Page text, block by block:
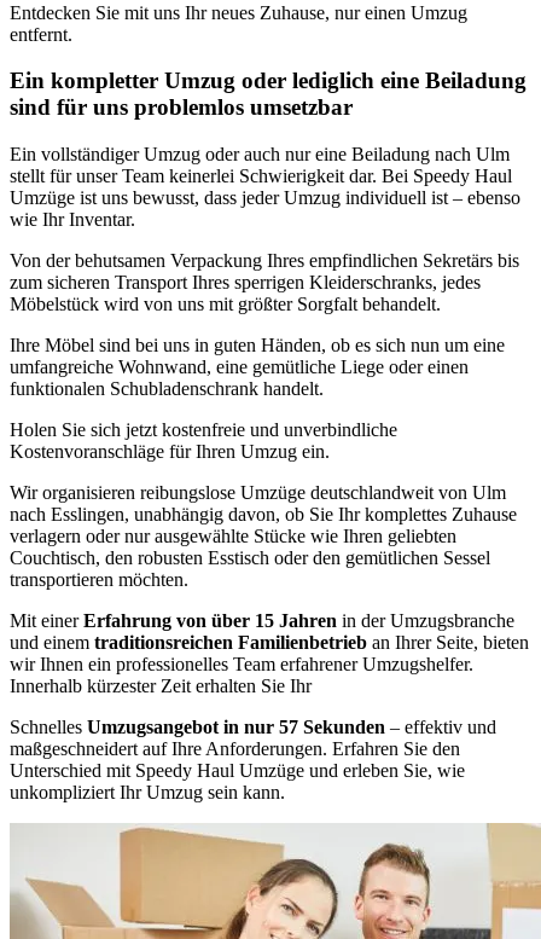
Entdecken Sie mit uns Ihr neues Zuhause, nur einen Umzug
entfernt.
Ein kompletter Umzug oder lediglich eine Beiladung
sind für uns problemlos umsetzbar
Ein vollständiger Umzug oder auch nur eine Beiladung nach Ulm
stellt für unser Team keinerlei Schwierigkeit dar. Bei Speedy Haul
Umzüge ist uns bewusst, dass jeder Umzug individuell ist – ebenso
wie Ihr Inventar.
Von der behutsamen Verpackung Ihres empfindlichen Sekretärs bis
zum sicheren Transport Ihres sperrigen Kleiderschranks, jedes
Möbelstück wird von uns mit größter Sorgfalt behandelt.
Ihre Möbel sind bei uns in guten Händen, ob es sich nun um eine
umfangreiche Wohnwand, eine gemütliche Liege oder einen
funktionalen Schubladenschrank handelt.
Holen Sie sich jetzt kostenfreie und unverbindliche
Kostenvoranschläge für Ihren Umzug ein.
Wir organisieren reibungslose Umzüge deutschlandweit von Ulm
nach Esslingen, unabhängig davon, ob Sie Ihr komplettes Zuhause
verlagern oder nur ausgewählte Stücke wie Ihren geliebten
Couchtisch, den robusten Esstisch oder den gemütlichen Sessel
transportieren möchten.
Mit einerErfahrung von über 15 Jahren in der Umzugsbranche
und einem traditionsreichen Familienbetrieb an Ihrer Seite, bieten
wir Ihnen ein professionelles Team erfahrener Umzugshelfer.
Innerhalb kürzester Zeit erhalten Sie Ihr
Schnelles Umzugsangebot in nur 57 Sekunden – effektiv und
maßgeschneidert auf Ihre Anforderungen. Erfahren Sie den
Unterschied mit Speedy Haul Umzüge und erleben Sie, wie
unkompliziert Ihr Umzug sein kann.